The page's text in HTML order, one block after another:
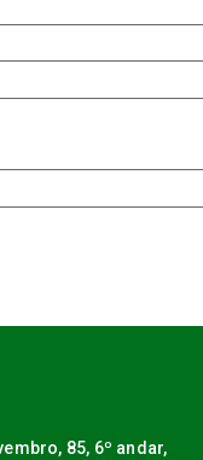
85, 6º andar,